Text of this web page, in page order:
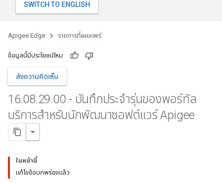
Apigee Edge รายการที่เผยแพร่
ข้อมูลนี้มีประโยชน์ไหม
ส่งความคิดเห็น
16.08.29.00 - บันทึกประจำรุ่นของพอร์ทัล
บริการสำหรับนักพัฒนาซอฟต์แวร์ Apigee
ในหน้านี้
แก้ไขข้อบกพร่องแล้ว